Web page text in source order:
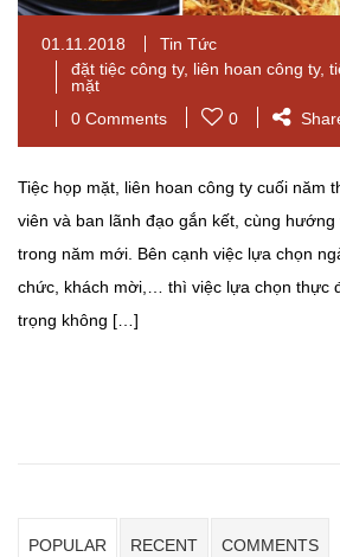
01.11.2018
Tin Tức
đặt tiệc công ty, liên hoan công ty,
mặt
0 Comments
0
Tiệc họp mặt, liên hoan công ty cuối năm
viên và ban lãnh đạo gắn kết, cùng
trong năm mới. Bên cạnh việc lựa chọn
chức, khách mời,… thì việc lựa chọn thực
trọng không […]
POPULAR RECENT COMMENTS